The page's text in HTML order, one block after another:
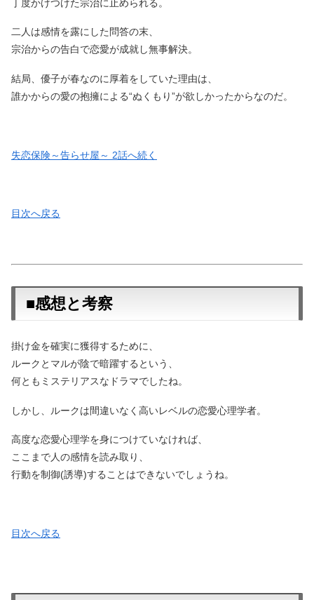
丁度かけつけた宗治に止められる。
二人は感情を露にした問答の末、
宗治からの告白で恋愛が成就し無事解決。
結局、優子が春なのに厚着をしていた理由は、
誰かからの愛の抱擁による“ぬくもり”が欲しかったからなのだ。
失恋保険～告らせ屋～ 2話へ続く
目次へ戻る
■感想と考察
掛け金を確実に獲得するために、
ルークとマルが陰で暗躍するという、
何ともミステリアスなドラマでしたね。
しかし、ルークは間違いなく高いレベルの恋愛心理学者。
高度な恋愛心理学を身につけていなければ、
ここまで人の感情を読み取り、
行動を制御(誘導)することはできないでしょうね。
目次へ戻る